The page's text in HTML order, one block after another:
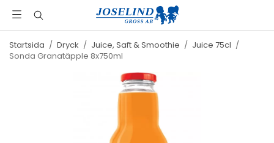
Startsida / Dryck / Juice, Saft & Smoothie / Juice 75cl /
Sonda Granatäpple 8x750ml